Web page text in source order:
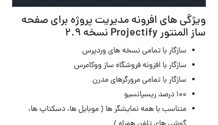
ویژگی های افرونه مدیریت پروژه برای صفحه
ساز المنتور Projectify نسخه 2.9
سازگار با تمامی نسخه های وردپرس
سازگار با افزونه فروشگاه ساز ووکامرس
سازگار با تمامی مرورگرهای مدرن
۱۰۰ درصد ریسپانسیو
متناسب با همه نمایشگر ها ( موبایل ها، دسکتاپ ها،